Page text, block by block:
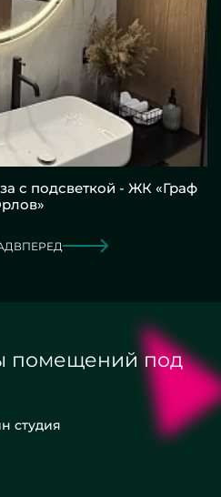
с подсветкой - ЖК «Граф
ВПЕРЕД
помещений под
студия